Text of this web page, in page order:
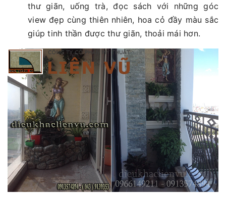
thư giãn, uống trà, đọc sách với những góc
view đẹp cùng thiên nhiên, hoa cỏ đầy màu sắc
giúp tinh thần được thư giãn, thoải mái hơn.